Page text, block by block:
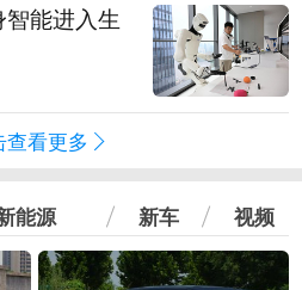
能进入生
查看更多
能源 新车 视频